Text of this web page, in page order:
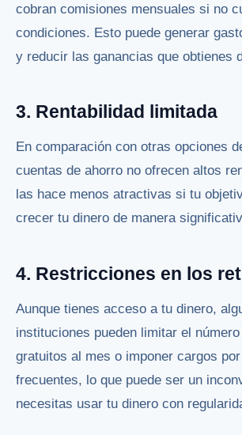
cobran comisiones mensuales si no
condiciones. Esto puede generar
y reducir las ganancias que obtienes
3. Rentabilidad limitada
En comparación con otras opciones
cuentas de ahorro no ofrecen altos
las hace menos atractivas si tu
crecer tu dinero de manera
4. Restricciones en los
Aunque tienes acceso a tu dinero,
instituciones pueden limitar el
gratuitos al mes o imponer cargos
frecuentes, lo que puede ser un
necesitas usar tu dinero con